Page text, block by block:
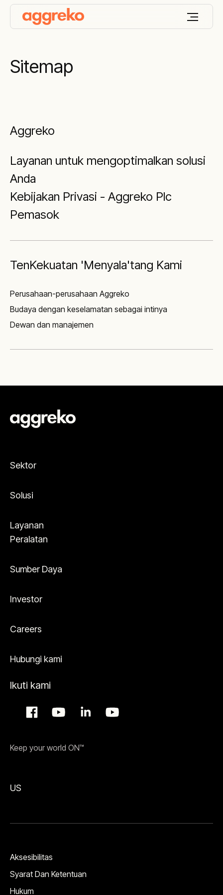
Sitemap
Aggreko
Layanan untuk mengoptimalkan solusi
Anda
Kebijakan Privasi - Aggreko Plc
Pemasok
TenKekuatan 'Menyala'tang Kami
Perusahaan-perusahaan Aggreko
Budaya dengan keselamatan sebagai intinya
Dewan dan manajemen
Sektor
Solusi
Layanan
Peralatan
Sumber Daya
Investor
Careers
Hubungi kami
Ikuti kami
Keep your world ON™
US
Aksesibilitas
Syarat Dan Ketentuan
Hukum